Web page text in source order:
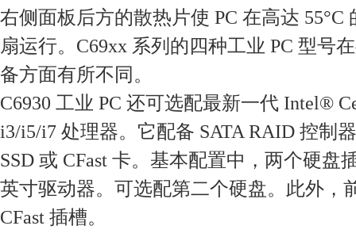
右侧面板后方的散热片使 PC 在高达 55°C
扇运行。C69xx 系列的四种工业 PC 型号
备方面有所不同。
C6930 工业 PC 还可选配最新一代 Intel®
i3/i5/i7 处理器。它配备 SATA RAID 控制
SSD 或 CFast 卡。基本配置中，两个硬盘
英寸驱动器。可选配第二个硬盘。此外，
CFast 插槽。